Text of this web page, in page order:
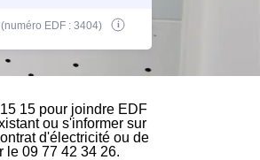
EDF : 3404)
15 pour joindre EDF
ou s'informer sur
d'électricité ou de
le 09 77 42 34 26.